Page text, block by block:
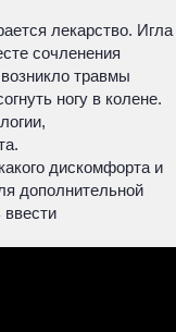
лекарство. Игла
сочленения
травмы
ногу в колене.
дискомфорта и
дополнительной
ввести